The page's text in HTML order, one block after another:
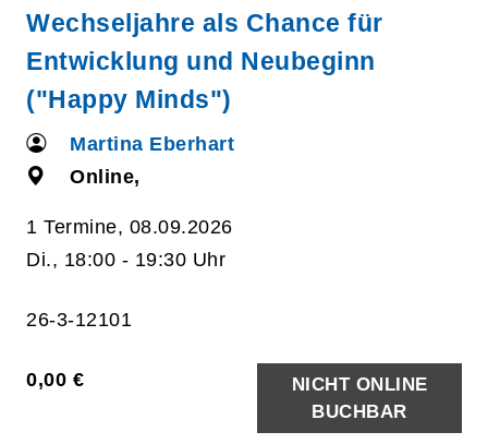
Wechseljahre als Chance für
Entwicklung und Neubeginn
("Happy Minds")
Martina Eberhart
Online,
1 Termine, 08.09.2026
Di., 18:00 - 19:30 Uhr
26-3-12101
0,00 €
NICHT ONLINE
BUCHBAR